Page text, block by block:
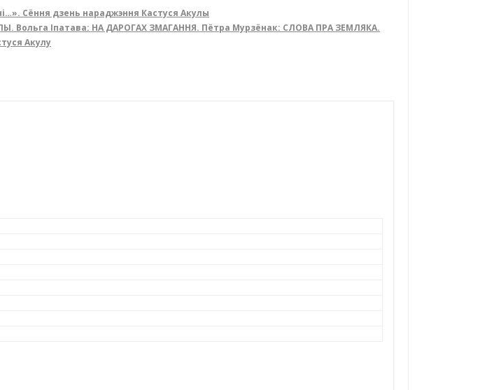
Сёння дзень нараджэння Кастуся Акулы
Вольга Іпатава: НА ДАРОГАХ ЗМАГАННЯ. Пётра Мурзёнак: СЛОВА ПРА ЗЕМЛЯКА.
Акулу